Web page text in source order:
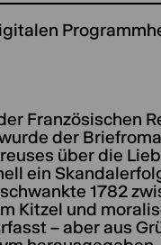
Französischen
der
über die
ein
1782
Kitzel und
– aber aus